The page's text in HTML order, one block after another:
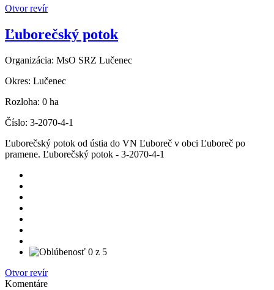
Otvor revír
Ľuborečský potok
Organizácia: MsO SRZ Lučenec
Okres: Lučenec
Rozloha: 0 ha
Číslo: 3-2070-4-1
Ľuborečský potok od ústia do VN Ľuboreč v obci Ľuboreč po
pramene. Ľuborečský potok - 3-2070-4-1
Otvor revír
Komentáre